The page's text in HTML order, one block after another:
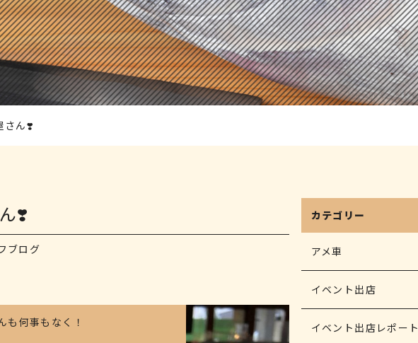
さん❣️
❣️
ブログ
も何事もなく！
カテゴリー
アメ車
イベント出店
イベント出店レポート